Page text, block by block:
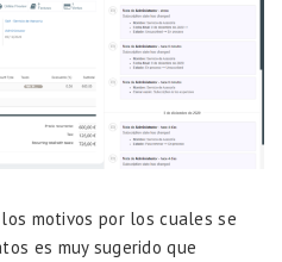
motivos por los cuales se
es muy sugerido que